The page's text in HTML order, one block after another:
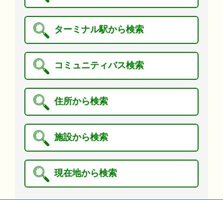
ターミナル駅から検索
コミュニティバス検索
住所から検索
施設から検索
現在地から検索